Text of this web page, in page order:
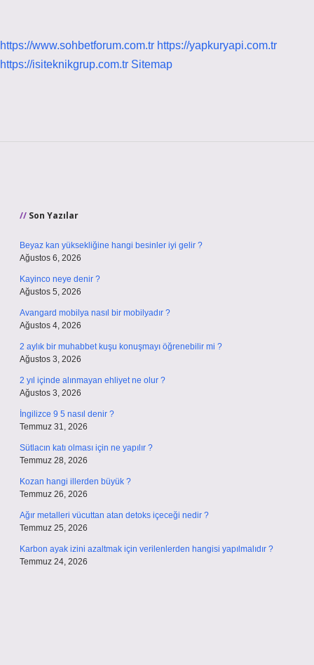
https://www.sohbetforum.com.tr https://yapkuryapi.com.tr
https://isiteknikgrup.com.tr Sitemap
Son Yazılar
Beyaz kan yüksekliğine hangi besinler iyi gelir ?
Ağustos 6, 2026
Kayinco neye denir ?
Ağustos 5, 2026
Avangard mobilya nasıl bir mobilyadır ?
Ağustos 4, 2026
2 aylık bir muhabbet kuşu konuşmayı öğrenebilir mi ?
Ağustos 3, 2026
2 yıl içinde alınmayan ehliyet ne olur ?
Ağustos 3, 2026
İngilizce 9 5 nasıl denir ?
Temmuz 31, 2026
Sütlacın katı olması için ne yapılır ?
Temmuz 28, 2026
Kozan hangi illerden büyük ?
Temmuz 26, 2026
Ağır metalleri vücuttan atan detoks içeceği nedir ?
Temmuz 25, 2026
Karbon ayak izini azaltmak için verilenlerden hangisi yapılmalıdır ?
Temmuz 24, 2026